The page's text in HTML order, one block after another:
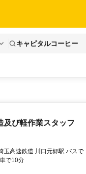
キャピタルコーヒー
及び軽作業スタッフ
玉高速鉄道 川口元郷駅 バスで
で10分